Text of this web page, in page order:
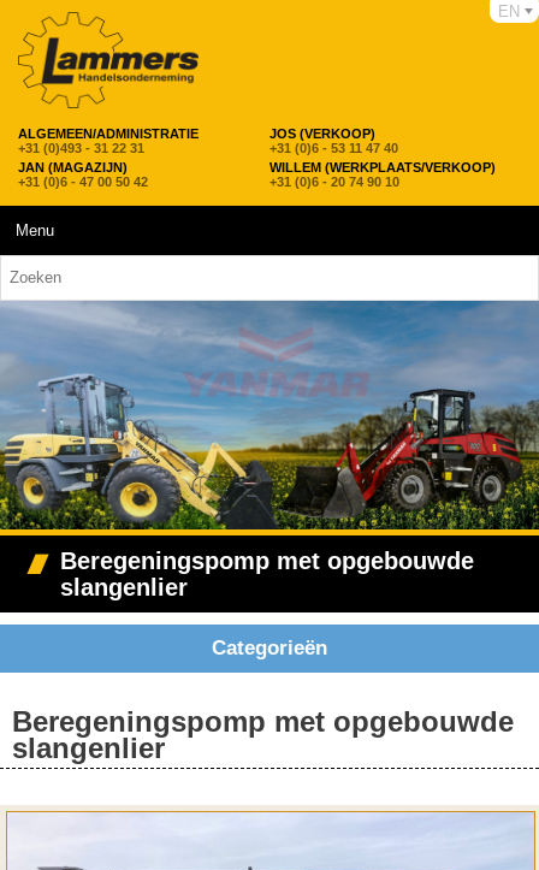
ALGEMEEN/ADMINISTRATIE
+31 (0)493 - 31 22 31
JOS (VERKOOP)
+31 (0)6 - 53 11 47 40
JAN (MAGAZIJN)
+31 (0)6 - 47 00 50 42
WILLEM (WERKPLAATS/VERKOOP)
+31 (0)6 - 20 74 90 10
EN
Menu
Beregeningspomp met opgebouwde
slangenlier
Categorieën
Beregeningspomp met opgebouwde
slangenlier